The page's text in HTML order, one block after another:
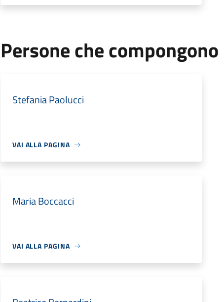
Persone che
Stefania Paolucci
VAI ALLA PAGINA
Maria Boccacci
VAI ALLA PAGINA